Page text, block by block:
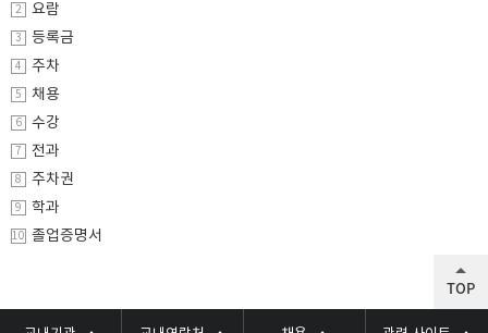
2 요람
3 등록금
4 주차
5 채용
6 수강
7 전과
8 주차권
9 학과
10 졸업증명서
TOP